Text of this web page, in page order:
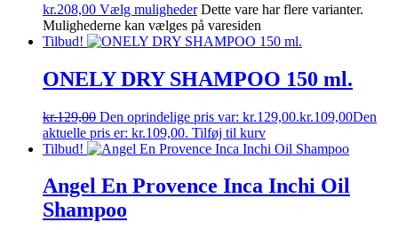
kr.208,00 Vælg muligheder Dette vare har flere varianter.
Mulighederne kan vælges på varesiden
Tilbud!
ONELY DRY SHAMPOO 150 ml.
kr.129,00 Den oprindelige pris var: kr.129,00.kr.109,00Den
aktuelle pris er: kr.109,00. Tilføj til kurv
Tilbud!
Angel En Provence Inca Inchi Oil
Shampoo